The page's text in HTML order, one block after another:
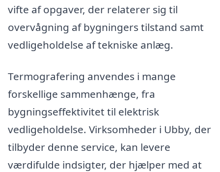
vifte af opgaver, der relaterer sig til
overvågning af bygningers tilstand samt
vedligeholdelse af tekniske anlæg.
Termografering anvendes i mange
forskellige sammenhænge, fra
bygningseffektivitet til elektrisk
vedligeholdelse. Virksomheder i Ubby, der
tilbyder denne service, kan levere
værdifulde indsigter, der hjælper med at